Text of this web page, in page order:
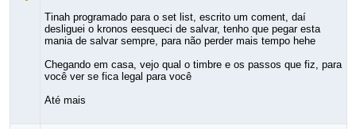
Tinah programado para o set list, escrito um coment, daí
desliguei o kronos eesqueci de salvar, tenho que pegar esta
mania de salvar sempre, para não perder mais tempo hehe
Chegando em casa, vejo qual o timbre e os passos que fiz, para
você ver se fica legal para você
Até mais